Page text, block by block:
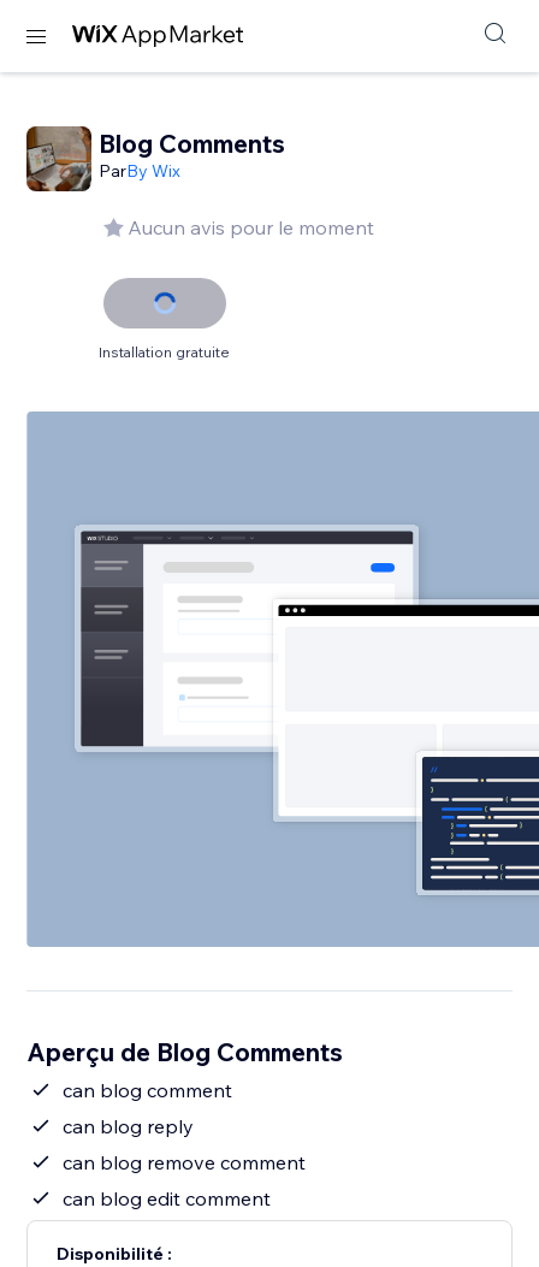
Blog Comments
ParBy Wix
Aucun avis pour le moment
Installation gratuite
Aperçu de Blog Comments
can blog comment
can blog reply
can blog remove comment
can blog edit comment
Disponibilité :